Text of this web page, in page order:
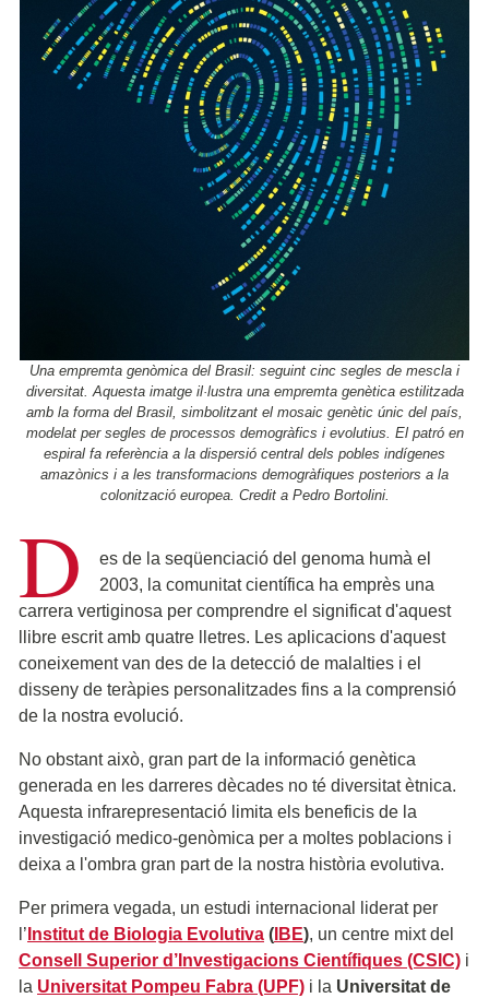
Una empremta genòmica del Brasil: seguint cinc segles de mescla i
diversitat. Aquesta imatge il·lustra una empremta genètica estilitzada
amb la forma del Brasil, simbolitzant el mosaic genètic únic del país,
modelat per segles de processos demogràfics i evolutius. El patró en
espiral fa referència a la dispersió central dels pobles indígenes
amazònics i a les transformacions demogràfiques posteriors a la
colonització europea. Credit a Pedro Bortolini.
D
es de la seqüenciació del genoma humà el
2003, la comunitat científica ha emprès una
carrera vertiginosa per comprendre el significat d'aquest
llibre escrit amb quatre lletres. Les aplicacions d'aquest
coneixement van des de la detecció de malalties i el
disseny de teràpies personalitzades fins a la comprensió
de la nostra evolució.
No obstant això, gran part de la informació genètica
generada en les darreres dècades no té diversitat ètnica.
Aquesta infrarepresentació limita els beneficis de la
investigació medico-genòmica per a moltes poblacions i
deixa a l'ombra gran part de la nostra història evolutiva.
Per primera vegada, un estudi internacional liderat per
l’ Institut de Biologia Evolutiva ( IBE), un centre mixt del
Consell Superior d’Investigacions Científiques (CSIC) i
la Universitat Pompeu Fabra (UPF) i la Universitat de